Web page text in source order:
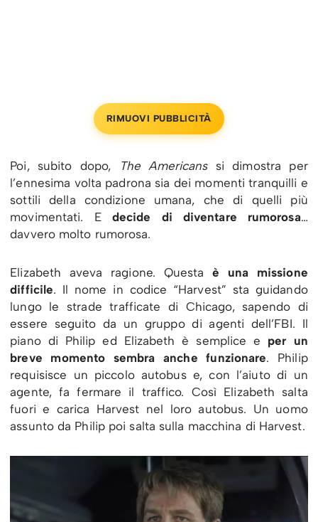
RIMUOVI PUBBLICITÀ
Poi, subito dopo, The Americanssi dimostra per
l’ennesima volta padrona sia dei momenti tranquilli e
sottili della condizione umana, che di quelli più
movimentati. E decide di diventare rumorosa…
davvero molto rumorosa.
Elizabeth aveva ragione. Questaè una missione
difficile. Il nome in codice “Harvest” sta guidando
lungo le strade trafficate di Chicago, sapendo di
essere seguito da un gruppo di agenti dell’FBI. Il
piano di Philip ed Elizabeth è semplice e per un
breve momento sembra anche funzionare. Philip
requisisce un piccolo autobus e, con l’aiuto di un
agente, fa fermare il traffico. Così Elizabeth salta
fuori e carica Harvest nel loro autobus. Un uomo
assunto da Philip poi salta sulla macchina di Harvest.